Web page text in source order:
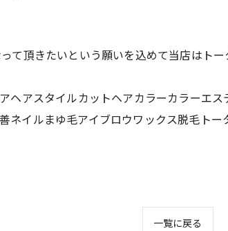
て頂きたいという願いを込めて当店はト
ヘアスタイルカットヘアカラーカラーエ
ネイルまゆ毛アイブロウワックス脱毛トー
一覧に戻る